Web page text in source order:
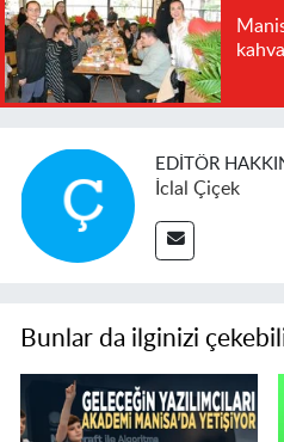
EDITÖR
İclal Çiçek
Bunlar da ilginizi